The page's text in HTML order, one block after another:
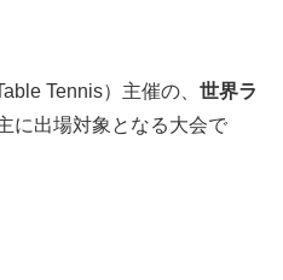
Tennis）主催の、 世界ラ
に出場対象となる大会で